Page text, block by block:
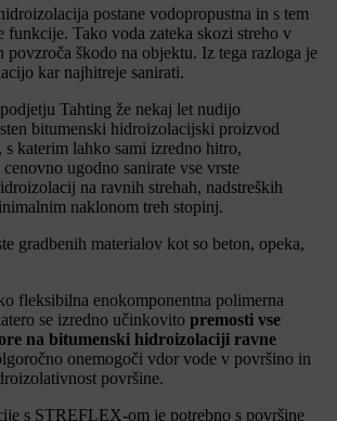
postane vodopropustna in s tem
funkcije. Tako voda zateka skozi streho v
povzroča škodo na objektu. Iz tega razloga je
kar najhitreje sanirati.
Tahting že nekaj let nudijo
bitumenski hidroizolacijski proizvod
, s katerim lahko sami izredno hitro,
ugodno sanirate vse vrste
na ravnih strehah, nadstreških
naklonom treh stopinj.
gradbenih materialov kot so beton, opeka,
fleksibilna enokomponentna polimerna
se izredno učinkovito premosti vse
na bitumenski hidroizolaciji ravne
onemogoči vdor vode v površino in
površine.
s STREFLEX-om je potrebno s površine